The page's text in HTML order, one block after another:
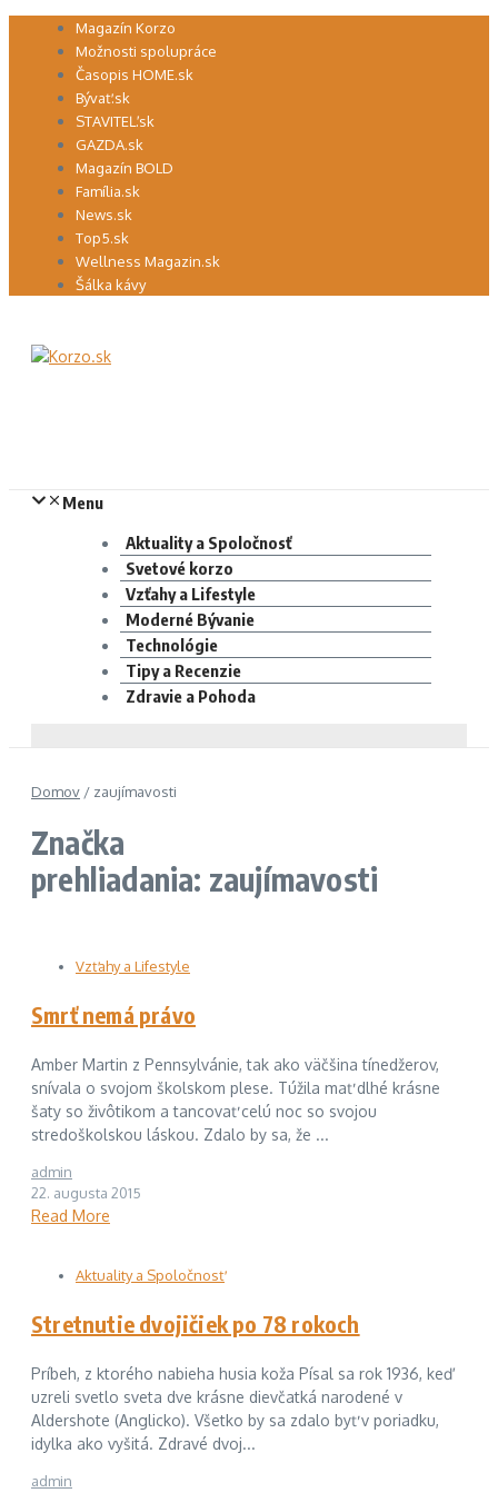
Preskočiť Magazín Korzo
Možnosti spolupráce
Časopis HOME.sk
Bývať.sk
STAVITEĽ.sk
GAZDA.sk
Magazín BOLD
Família.sk
News.sk
Top5.sk
Wellness Magazin.sk
Šálka kávy
Menu
Aktuality a Spoločnosť
Svetové korzo
Vzťahy a Lifestyle
Moderné Bývanie
Technológie
Tipy a Recenzie
Zdravie a Pohoda
Domov / zaujímavosti
Značka
prehliadania: zaujímavosti
Vzťahy a Lifestyle
Smrť nemá právo
Amber Martin z Pennsylvánie, tak ako väčšina tínedžerov,
snívala o svojom školskom plese. Túžila mať dlhé krásne
šaty so živôtikom a tancovať celú noc so svojou
stredoškolskou láskou. Zdalo by sa, že ...
admin
22. augusta 2015
Read More
Aktuality a Spoločnosť
Stretnutie dvojičiek po 78 rokoch
Príbeh, z ktorého nabieha husia koža Písal sa rok 1936, keď
uzreli svetlo sveta dve krásne dievčatká narodené v
Aldershote (Anglicko). Všetko by sa zdalo byť v poriadku,
idylka ako vyšitá. Zdravé dvoj...
admin